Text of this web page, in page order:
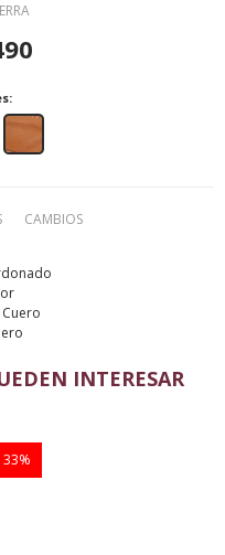
CAMBIOS
INTERESAR
33